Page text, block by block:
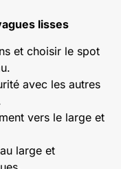
lisses
et choisir le spot
avec les autres
vers le large et
large et